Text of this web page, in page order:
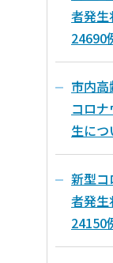
者発
24690
市内
コロ
生につ
新型コ
者発
24150